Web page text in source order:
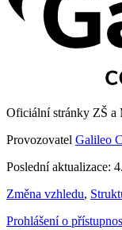
Oficiální stránky ZŠ
Provozovatel Galileo
Poslední aktualizace:
Změna vzhledu,
Prohlášení o